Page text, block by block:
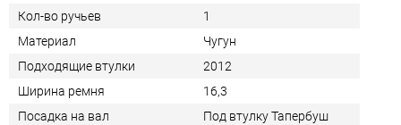
Кол-во ручьев
1
Материал
Чугун
Подходящие втулки
2012
Ширина ремня
16,3
Посадка на вал
Под втулку Тапербуш